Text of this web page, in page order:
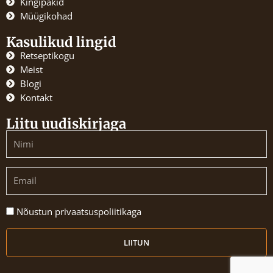
k a
m
Müügikohad
Kasulikud lingid
Retseptikogu
Meist
Blogi
Kontakt
Liitu uudiskirjaga
Nõustun
Nõustun privaatsuspoliitikaga
LIITUN